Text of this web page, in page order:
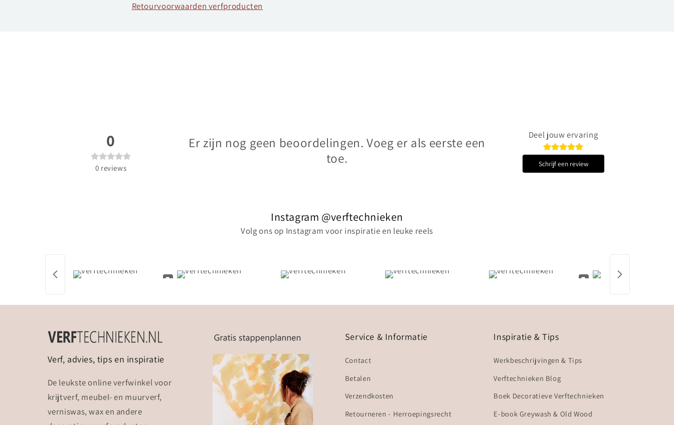
Retourvoorwaarden verfproducten
0
0 reviews
Er zijn nog geen beoordelingen. Voeg er als eerste een
toe.
Deel jouw ervaring
Schrijf een review
Instagram @verftechnieken
Volg ons op Instagram voor inspiratie en leuke reels
Verf, advies, tips en inspiratie
De leukste online verfwinkel voor
krijtverf, meubel- en muurverf,
verniswas, wax en andere
Service & Informatie
Contact
Betalen
Verzendkosten
Retourneren - Herroepingsrecht
Inspiratie & Tips
Werkbeschrijvingen & Tips
Verftechnieken Blog
Boek Decoratieve Verftechnieken
E-book Greywash & Old Wood